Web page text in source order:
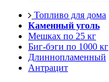
Топливо для дома
Каменный уголь
Мешках по 25 кг
Биг-бэги по 1000 кг
Длиннопламенный
Антрацит